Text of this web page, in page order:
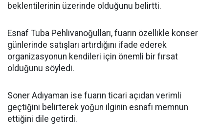
beklentilerinin üzerinde olduğunu belirtti.
Esnaf Tuba Pehlivanoğulları, fuarın özellikle konser
günlerinde satışları artırdığını ifade ederek
organizasyonun kendileri için önemli bir fırsat
olduğunu söyledi.
Soner Adıyaman ise fuarın ticari açıdan verimli
geçtiğini belirterek yoğun ilginin esnafı memnun
ettiğini dile getirdi.